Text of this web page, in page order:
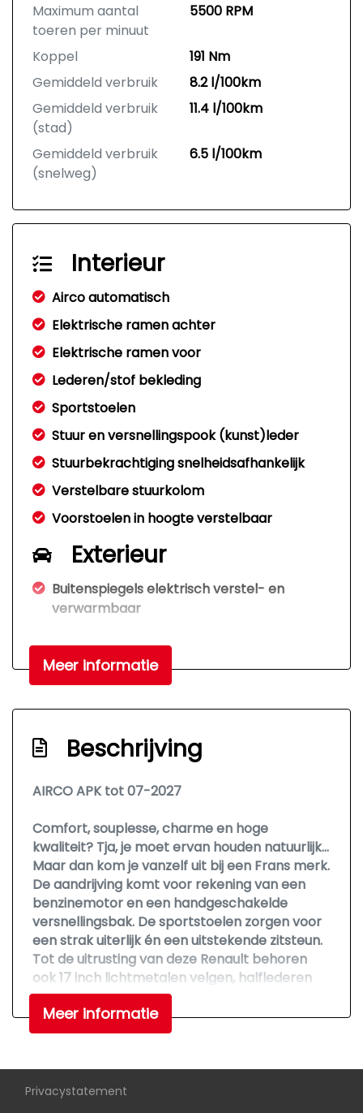
Maximum aantal
toeren per minuut
5500 RPM
Koppel
191 Nm
Gemiddeld verbruik
8.2 l/100km
Gemiddeld verbruik
(stad)
11.4 l/100km
Gemiddeld verbruik
(snelweg)
6.5 l/100km
Interieur
Airco automatisch
Elektrische ramen achter
Elektrische ramen voor
Lederen/stof bekleding
Sportstoelen
Stuur en versnellingspook (kunst)leder
Stuurbekrachtiging snelheidsafhankelijk
Verstelbare stuurkolom
Voorstoelen in hoogte verstelbaar
Exterieur
Buitenspiegels elektrisch verstel- en
verwarmbaar
Centrale vergrendeling met
afstandsbediening
Dakrails
Dimlichten automatisch en regensensor
Lichtmetalen velgen 17"
Mistlampen voor
Warmtewerende voorruit
Overige
Anti blokkeer systeem
Bestuurdersairbag
Elektronische remkrachtverdeling
Hoofd airbag(s) achter
Hoofd airbag(s) voor
Passagiersairbag
Meer informatie
Beschrijving
AIRCO APK tot 07-2027
Comfort, souplesse, charme en hoge
kwaliteit? Tja, je moet ervan houden natuurlijk...
Maar dan kom je vanzelf uit bij een Frans merk.
De aandrijving komt voor rekening van een
benzinemotor en een handgeschakelde
versnellingsbak. De sportstoelen zorgen voor
een strak uiterlijk én een uitstekende zitsteun.
Tot de uitrusting van deze Renault behoren
ook 17 inch lichtmetalen velgen, halflederen
bekleding en snelheidsafhankelijke
stuurbekrachtiging.
navigatiesysteem kunt u muziek via het cd-
wisselaar ook online beluisteren via bluetooth.
Meer informatie
Privacystatement